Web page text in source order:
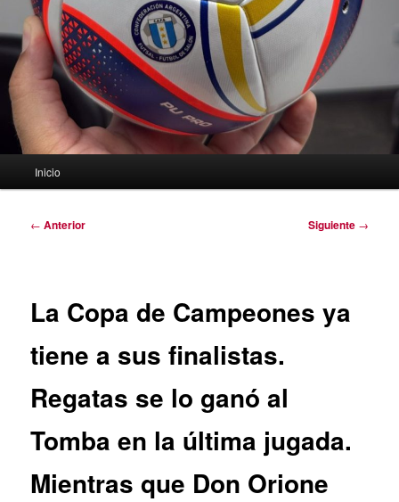
Inicio
Navegación
← Anterior Siguiente →
La Copa de Campeones ya
tiene a sus finalistas.
Regatas se lo ganó al
Tomba en la última jugada.
Mientras que Don Orione